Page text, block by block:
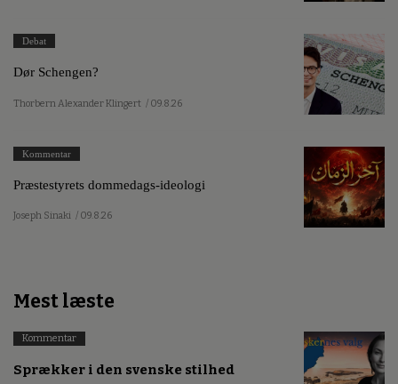
Debat
Dør Schengen?
Thorbern Alexander Klingert / 09.8.26
Kommentar
Præstestyrets dommedags-ideologi
Joseph Sinaki / 09.8.26
Mest læste
Kommentar
Sprækker i den svenske stilhed